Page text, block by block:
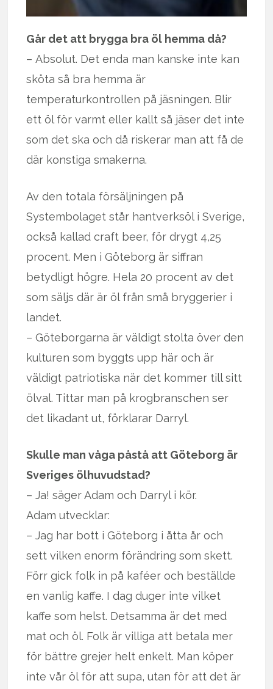
Går det att brygga bra öl hemma då?
– Absolut. Det enda man kanske inte kan
sköta så bra hemma är
temperaturkontrollen på jäsningen. Blir
ett öl för varmt eller kallt så jäser det inte
som det ska och då riskerar man att få de
där konstiga smakerna.
Av den totala försäljningen på
Systembolaget står hantverksöl i Sverige,
också kallad craft beer, för drygt 4,25
procent. Men i Göteborg är siffran
betydligt högre. Hela 20 procent av det
som säljs där är öl från små bryggerier i
landet.
– Göteborgarna är väldigt stolta över den
kulturen som byggts upp här och är
väldigt patriotiska när det kommer till sitt
ölval. Tittar man på krogbranschen ser
det likadant ut, förklarar Darryl.
Skulle man våga påstå att Göteborg är
Sveriges ölhuvudstad?
– Ja! säger Adam och Darryl i kör.
Adam utvecklar:
– Jag har bott i Göteborg i åtta år och
sett vilken enorm förändring som skett.
Förr gick folk in på kaféer och beställde
en vanlig kaffe. I dag duger inte vilket
kaffe som helst. Detsamma är det med
mat och öl. Folk är villiga att betala mer
för bättre grejer helt enkelt. Man köper
inte vår öl för att supa, utan för att det är